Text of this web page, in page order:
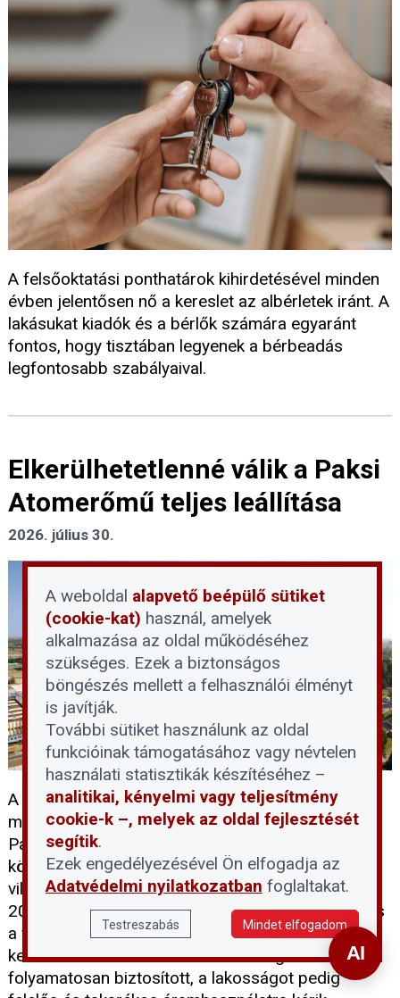
A felsőoktatási ponthatárok kihirdetésével minden
évben jelentősen nő a kereslet az albérletek iránt. A
lakásukat kiadók és a bérlők számára egyaránt
fontos, hogy tisztában legyenek a bérbeadás
legfontosabb szabályaival.
Elkerülhetetlenné válik a Paksi
Atomerőmű teljes leállítása
2026. július 30.
A Duna rendkívüli és tartós vízszintcsökkenése
miatt a következő 24-72 órában le kell állítani a
Paksi Atomerőmű mind a négy blokkját. A döntés
következtében átmenetileg megszűnik a hazai
villamosenergia-termelés mintegy felét adó, közel
2000 MW-os kapacitás. Az erőmű szakemberei és
a vízügyi hatóságok felkészültek a helyzet
kezelésére: az álló blokkok biztonsági hűtése
folyamatosan biztosított, a lakosságot pedig
A weboldal alapvető beépülő sütiket
(cookie-kat) használ, amelyek
alkalmazása az oldal működéséhez
szükséges. Ezek a biztonságos
böngészés mellett a felhasználói élményt
is javítják.
További sütiket használunk az oldal
funkcióinak támogatásához vagy névtelen
használati statisztikák készítéséhez –
analitikai, kényelmi vagy teljesítmény
cookie-k –, melyek az oldal fejlesztését
segítik.
Ezek engedélyezésével Ön elfogadja az
Adatvédelmi nyilatkozatban foglaltakat.
Testreszabás Mindet elfogadom